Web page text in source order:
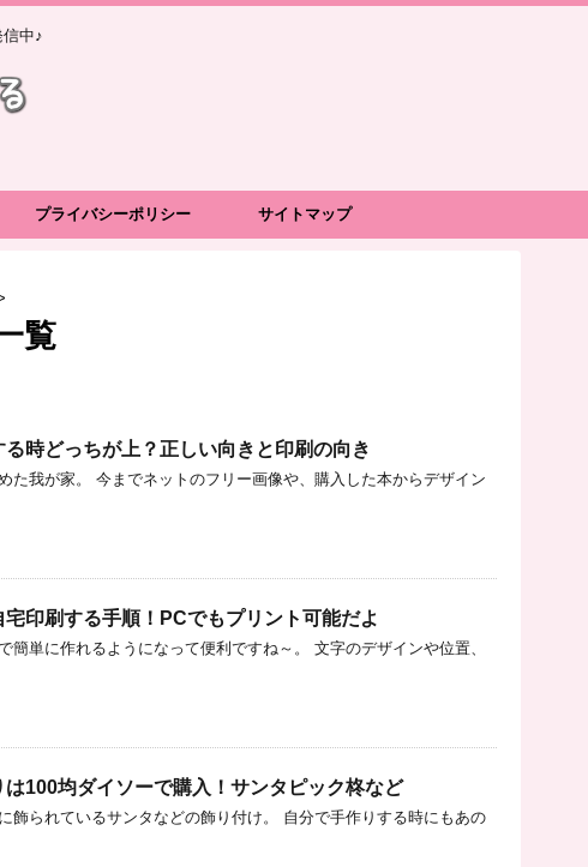
中♪
プライバシーポリシー サイトマップ
覧
時どっちが上？正しい向きと印刷の向き
た我が家。 今までネットのフリー画像や、購入した本からデザイン
印刷する手順！PCでもプリント可能だよ
簡単に作れるようになって便利ですね～。 文字のデザインや位置、
100均ダイソーで購入！サンタピック柊など
飾られているサンタなどの飾り付け。 自分で手作りする時にもあの